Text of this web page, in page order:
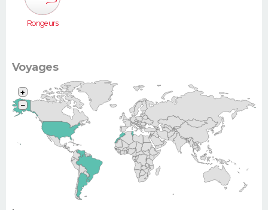
Rongeurs
Voyages
+
−